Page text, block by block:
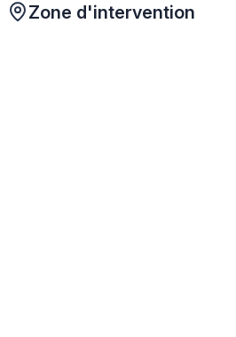
Zone d'intervention